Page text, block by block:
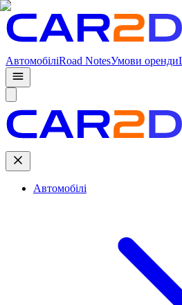
АвтомобіліRoad NotesУмови оренди
Автомобілі